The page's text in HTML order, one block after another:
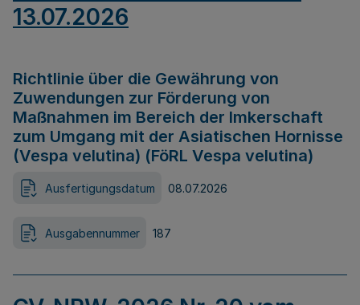
13.07.2026
Richtlinie über die Gewährung von
Zuwendungen zur Förderung von
Maßnahmen im Bereich der Imkerschaft
zum Umgang mit der Asiatischen Hornisse
(Vespa velutina) (FöRL Vespa velutina)
Ausfertigungsdatum 08.07.2026
Ausgabennummer 187